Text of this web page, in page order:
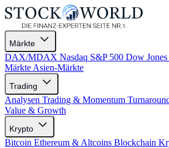
Märkte
DAX/MDAX Nasdaq S&P 500 Dow Jones
Märkte Asien-Märkte
Trading
Analysen Trading & Momentum
Value & Growth
Krypto
Bitcoin Ethereum & Altcoins Blockchain